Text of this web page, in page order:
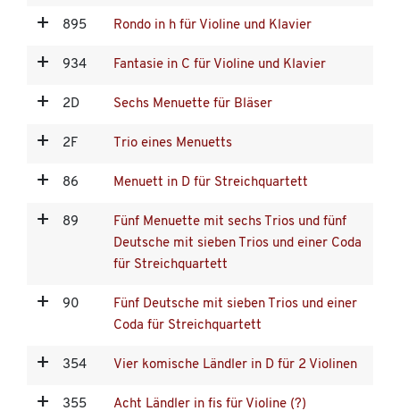
895 Rondo in h für Violine und Klavier
934 Fantasie in C für Violine und Klavier
2D Sechs Menuette für Bläser
2F Trio eines Menuetts
86 Menuett in D für Streichquartett
89
Fünf Menuette mit sechs Trios und fünf
Deutsche mit sieben Trios und einer Coda
für Streichquartett
90
Fünf Deutsche mit sieben Trios und einer
Coda für Streichquartett
354 Vier komische Ländler in D für 2 Violinen
355 Acht Ländler in fis für Violine (?)